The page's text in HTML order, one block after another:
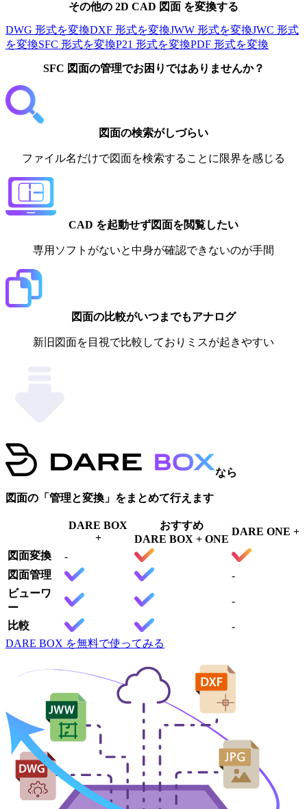
その他の 2D CAD 図面 を変換する
DWG 形式を変換DXF 形式を変換JWW 形式を変換JWC 形式
を変換SFC 形式を変換P21 形式を変換PDF 形式を変換
SFC 図面の管理でお困りではありませんか？
図面の検索がしづらい
ファイル名だけで図面を検索することに限界を感じる
CAD を起動せず図面を閲覧したい
専用ソフトがないと中身が確認できないのが手間
図面の比較がいつまでもアナログ
新旧図面を目視で比較しておりミスが起きやすい
なら
図面の「管理と変換」をまとめて行えます
DARE BOX
+
おすすめ
DARE BOX + ONE
DARE ONE +
図面変換
-
図面管理
-
ビューワ
ー
-
比較
-
DARE BOX を無料で使ってみる